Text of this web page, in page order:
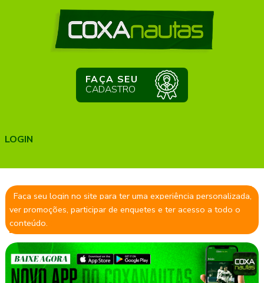
FAÇA SEU
CADASTRO
LOGIN
Faça seu login no site para ter uma experiência personalizada,
ver promoções, participar de enquetes e ter acesso a todo o
conteúdo.